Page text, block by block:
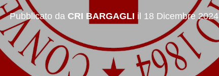
Pubblicato da CRI BARGAGLI il 18 Dicembre 2024